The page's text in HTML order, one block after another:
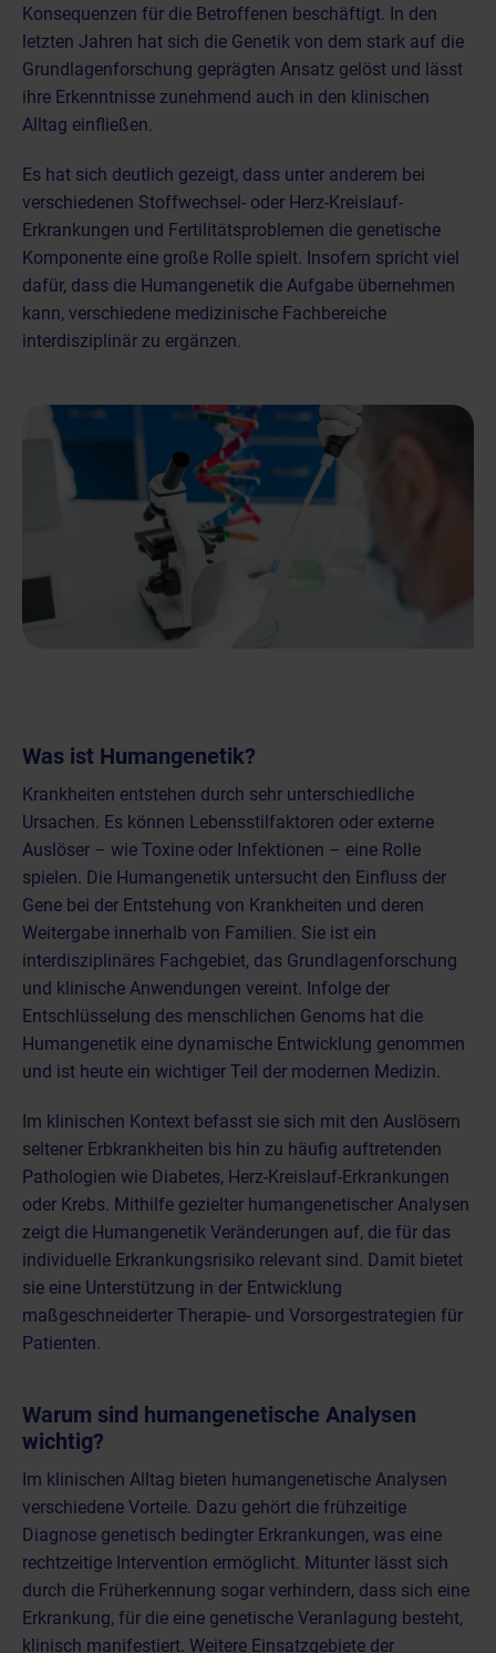
Konsequenzen für die Betroffenen beschäftigt. In den
letzten Jahren hat sich die Genetik von dem stark auf die
Grundlagenforschung geprägten Ansatz gelöst und lässt
ihre Erkenntnisse zunehmend auch in den klinischen
Alltag einfließen.
Es hat sich deutlich gezeigt, dass unter anderem bei
verschiedenen Stoffwechsel- oder Herz-Kreislauf-
Erkrankungen und Fertilitätsproblemen die genetische
Komponente eine große Rolle spielt. Insofern spricht viel
dafür, dass die Humangenetik die Aufgabe übernehmen
kann, verschiedene medizinische Fachbereiche
interdisziplinär zu ergänzen.
Was ist Humangenetik?
Krankheiten entstehen durch sehr unterschiedliche
Ursachen. Es können Lebensstilfaktoren oder externe
Auslöser – wie Toxine oder Infektionen – eine Rolle
spielen. Die Humangenetik untersucht den Einfluss der
Gene bei der Entstehung von Krankheiten und deren
Weitergabe innerhalb von Familien. Sie ist ein
interdisziplinäres Fachgebiet, das Grundlagenforschung
und klinische Anwendungen vereint. Infolge der
Entschlüsselung des menschlichen Genoms hat die
Humangenetik eine dynamische Entwicklung genommen
und ist heute ein wichtiger Teil der modernen Medizin.
Im klinischen Kontext befasst sie sich mit den Auslösern
seltener Erbkrankheiten bis hin zu häufig auftretenden
Pathologien wie Diabetes, Herz-Kreislauf-Erkrankungen
oder Krebs. Mithilfe gezielter humangenetischer Analysen
zeigt die Humangenetik Veränderungen auf, die für das
individuelle Erkrankungsrisiko relevant sind. Damit bietet
sie eine Unterstützung in der Entwicklung
maßgeschneiderter Therapie- und Vorsorgestrategien für
Patienten.
Warum sind humangenetische Analysen
wichtig?
Im klinischen Alltag bieten humangenetische Analysen
verschiedene Vorteile. Dazu gehört die frühzeitige
Diagnose genetisch bedingter Erkrankungen, was eine
rechtzeitige Intervention ermöglicht. Mitunter lässt sich
durch die Früherkennung sogar verhindern, dass sich eine
Erkrankung, für die eine genetische Veranlagung besteht,
klinisch manifestiert. Weitere Einsatzgebiete der